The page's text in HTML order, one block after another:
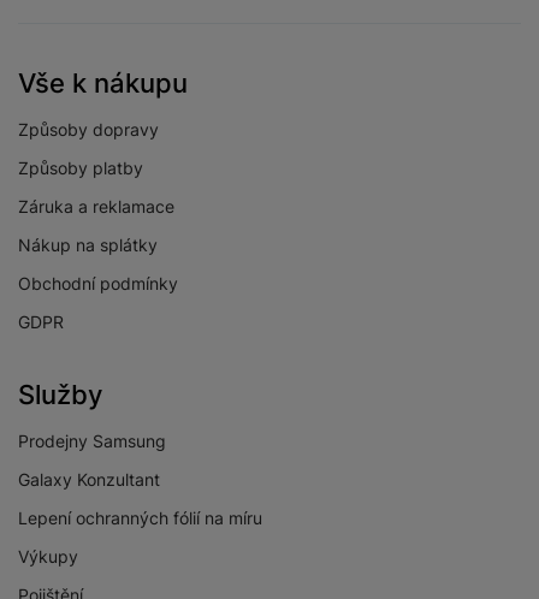
Vše k nákupu
Způsoby dopravy
Způsoby platby
Záruka a reklamace
Nákup na splátky
Obchodní podmínky
GDPR
Služby
Prodejny Samsung
Galaxy Konzultant
Lepení ochranných fólií na míru
Výkupy